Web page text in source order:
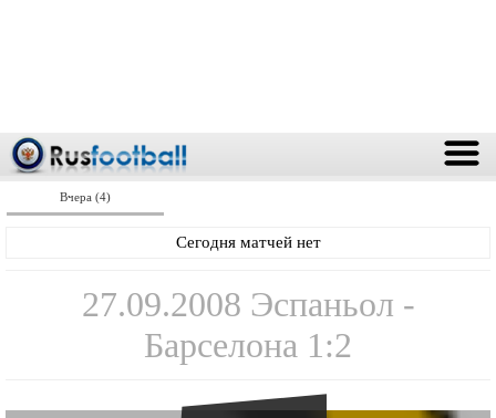
Вчера (4)
Сегодня матчей нет
27.09.2008 Эспаньол -
Барселона 1:2